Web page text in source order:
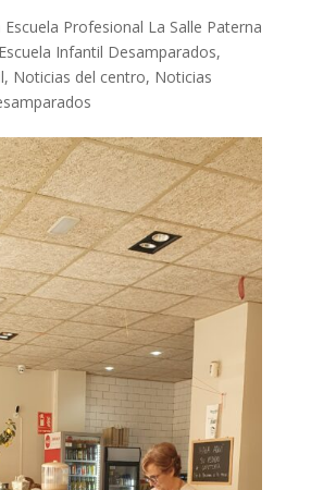
Profesional La Salle Paterna
Escuela Infantil Desamparados,
, Noticias del centro, Noticias